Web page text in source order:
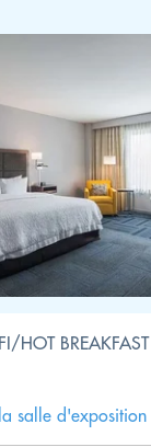
HOT
salle d'exposition